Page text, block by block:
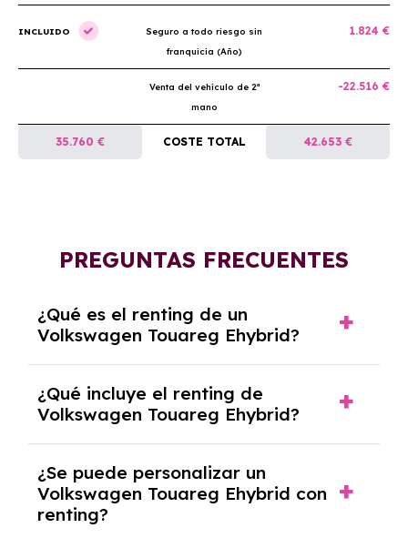
INCLUIDO
Seguro a todo riesgo sin
franquicia (Año)
1.824 €
Venta del vehículo de 2ª
mano
-22.516 €
35.760 € COSTE TOTAL 42.653 €
PREGUNTAS FRECUENTES
¿Qué es el renting de un
Volkswagen Touareg Ehybrid?
es un contrato de alquiler a largo plazo en el
que pagas una cuota mensual fija por el uso
del coche durante un periodo determinado,
generalmente entre 2 y 5 años.
¿Qué incluye el renting de
Volkswagen Touareg Ehybrid?
seguro a todo riesgo, mantenimiento,
reparaciones, impuestos, asistencia en
carretera y gestión de la documentación.
¿Se puede personalizar un
Volkswagen Touareg Ehybrid con
renting?